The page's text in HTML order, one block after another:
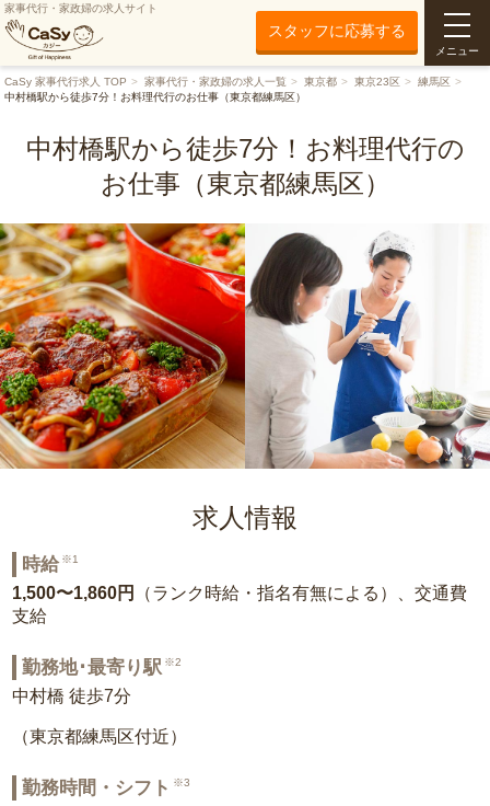
家事代行・家政婦の求人サイト
スタッフに応募する
メニュー
CaSy 家事代行求人 TOP 家事代行・家政婦の求人一覧 東京都 東京23区
練馬区
中村橋駅から徒歩7分！お料理代行のお仕事（東京都練馬区）
中村橋駅から徒歩7分！お料理代行の
お仕事（東京都練馬区）
求人情報
時給 ※1
1,500〜1,860円
（ランク時給・指名有無による）、交通費
支給
勤務地･最寄り駅 ※2
中村橋 徒歩7分
（東京都練馬区付近）
勤務時間・シフト ※3